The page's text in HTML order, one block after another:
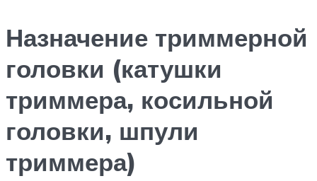
Назначение триммерной
головки (катушки
триммера, косильной
головки, шпули
триммера)